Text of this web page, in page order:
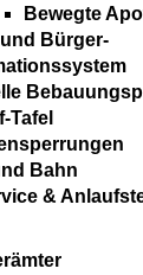
Bewegte
und Bürger-
Tafel
Bahn
&